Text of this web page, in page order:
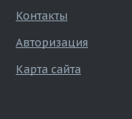
Контакты
Авторизация
Карта сайта